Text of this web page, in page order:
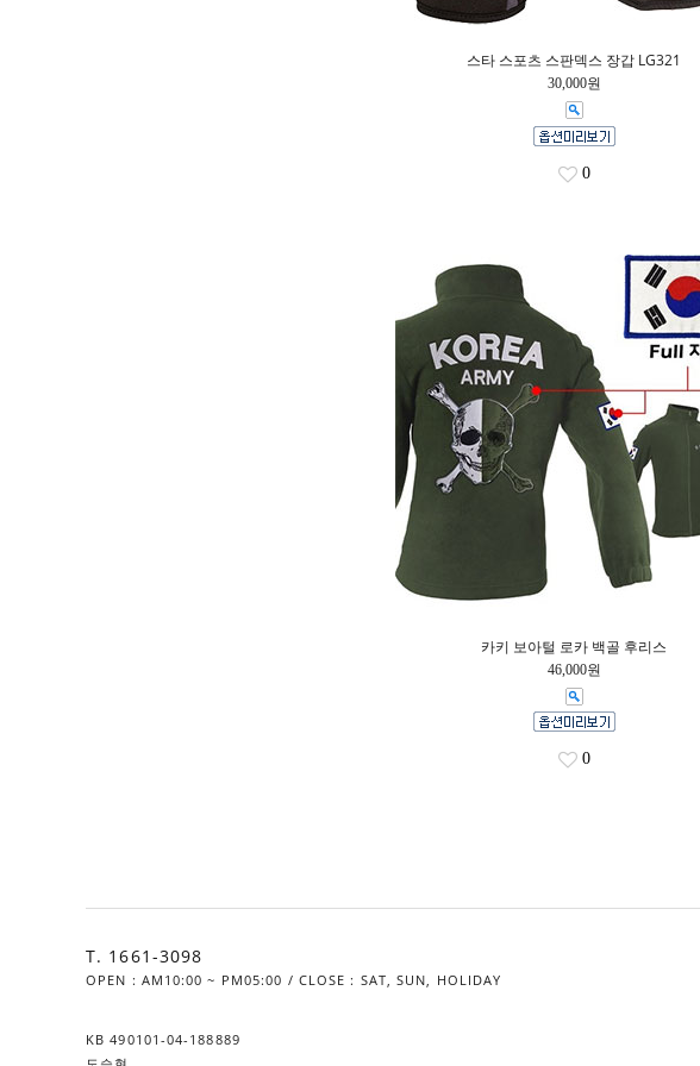
스타 스포츠 스판덱스 장갑 LG321
30,000원
0
카키 보아털 로카 백골 후리스
46,000원
0
T. 1661-3098
OPEN : AM10:00 ~ PM05:00 / CLOSE : SAT, SUN, HOLIDAY
KB 490101-04-188889